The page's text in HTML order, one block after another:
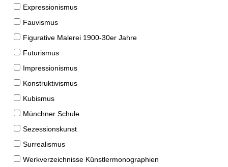
Expressionismus
Fauvismus
Figurative Malerei 1900-30er Jahre
Futurismus
Impressionismus
Konstruktivismus
Kubismus
Münchner Schule
Sezessionskunst
Surrealismus
Werkverzeichnisse Künstlermonographien